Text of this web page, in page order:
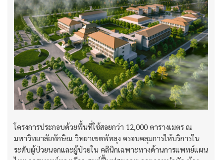
โครงการประกอบด้วยพื้นที่ใช้สอยกว่า 12,000 ตารางเมตร ณ
มหาวิทยาลัยทักษิณ วิทยาเขตพัทลุง ครอบคลุมการให้บริการใน
ระดับผู้ป่วยนอกและผู้ป่วยใน คลินิกเฉพาะทางด้านการแพทย์แผน